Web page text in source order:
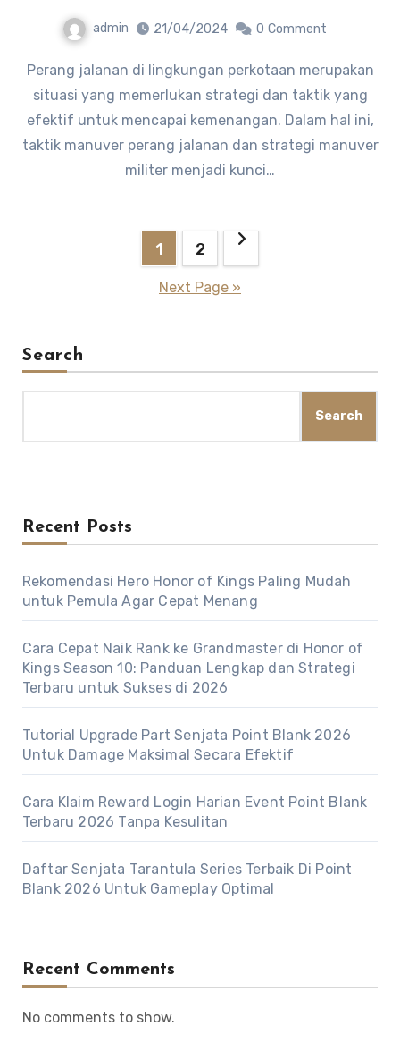
admin 21/04/2024 0 Comment
Perang jalanan di lingkungan perkotaan merupakan
situasi yang memerlukan strategi dan taktik yang
efektif untuk mencapai kemenangan. Dalam hal ini,
taktik manuver perang jalanan dan strategi manuver
militer menjadi kunci…
1 2
Next Page »
Search
Search
Recent Posts
Rekomendasi Hero Honor of Kings Paling Mudah
untuk Pemula Agar Cepat Menang
Cara Cepat Naik Rank ke Grandmaster di Honor of
Kings Season 10: Panduan Lengkap dan Strategi
Terbaru untuk Sukses di 2026
Tutorial Upgrade Part Senjata Point Blank 2026
Untuk Damage Maksimal Secara Efektif
Cara Klaim Reward Login Harian Event Point Blank
Terbaru 2026 Tanpa Kesulitan
Daftar Senjata Tarantula Series Terbaik Di Point
Blank 2026 Untuk Gameplay Optimal
Recent Comments
No comments to show.